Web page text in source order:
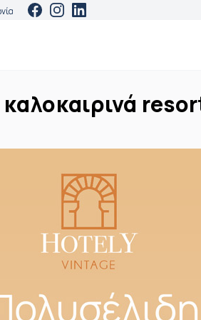
καλοκαιρινά
ΜΕ ΕΝΔΙΑΦΕΡΕΙ
η ιστοσελίδα
resorts και villas
ήθελα περισσότερες πληροφορίες.
ΟΝΟΜΑ &